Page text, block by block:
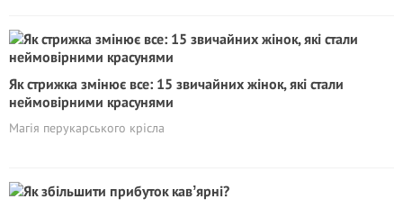
Як стрижка змінює все: 15 звичайних жінок, які стали
неймовірними красунями
Магія перукарського крісла